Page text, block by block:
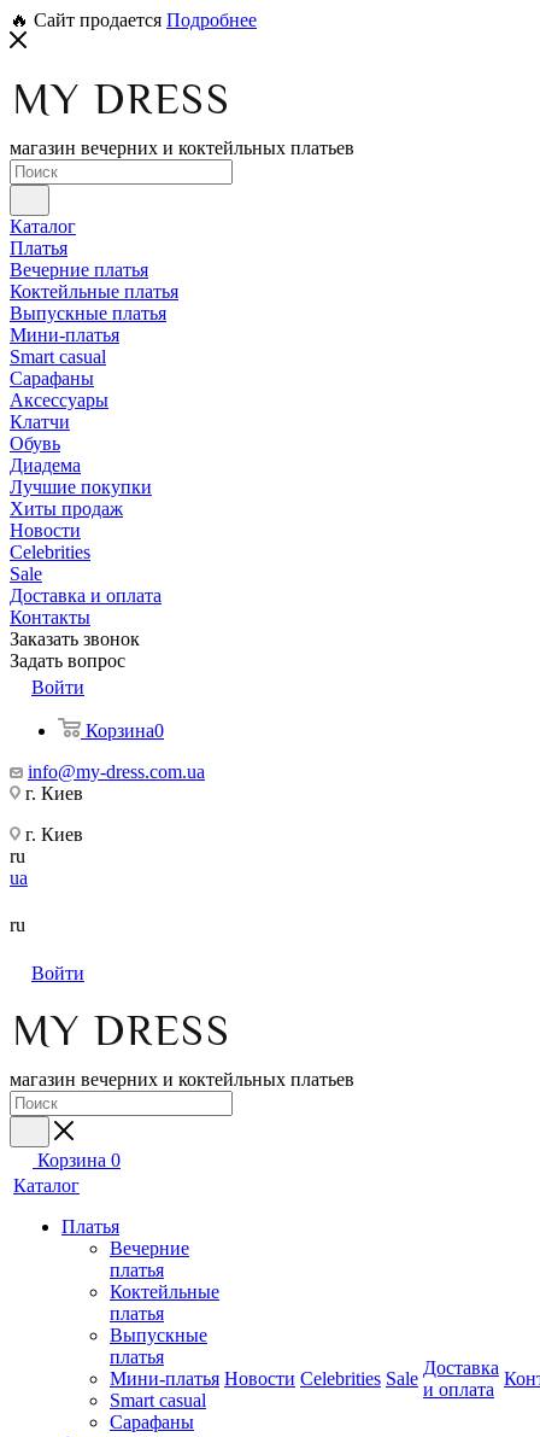
🔥 Сайт продается Подробнее
магазин вечерних и коктейльных платьев
Каталог
Платья
Вечерние платья
Коктейльные платья
Выпускные платья
Мини-платья
Smart casual
Сарафаны
Аксессуары
Клатчи
Обувь
Диадема
Лучшие покупки
Хиты продаж
Новости
Celebrities
Sale
Доставка и оплата
Контакты
Заказать звонок
Задать вопрос
Войти
Корзина0
info@my-dress.com.ua
г. Киев
г. Киев
ru
ua
ru
Войти
магазин вечерних и коктейльных платьев
Корзина 0
Каталог
Платья
Вечерние
платья
Коктейльные
платья
Выпускные
платья
Мини-платья
Smart casual
Сарафаны
Новости Celebrities Sale
Доставка
и оплата